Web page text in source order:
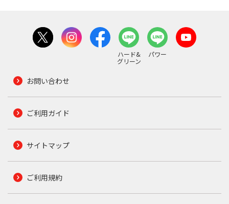
ハード&
グリーン
パワー
お問い合わせ
ご利用ガイド
サイトマップ
ご利用規約